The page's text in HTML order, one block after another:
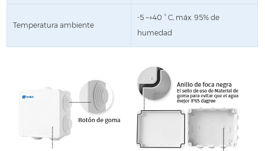
Temperatura ambiente
-5 ~+40 ° C, máx. 95% de
humedad